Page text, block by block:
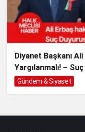
Diyanet Başkanı
Yargılanmalı! –
Gündem & Siyaset